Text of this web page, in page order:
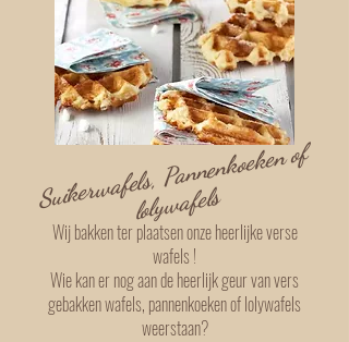
Suiker
wafels, Pannenkoeken of
loly
wafels
Wij bakken ter plaatsen onze heerlijke verse
wafels !
Wie kan er nog aan de heerlijk geur van vers
gebakken wafels, pannenkoeken of lolywafels
weerstaan?